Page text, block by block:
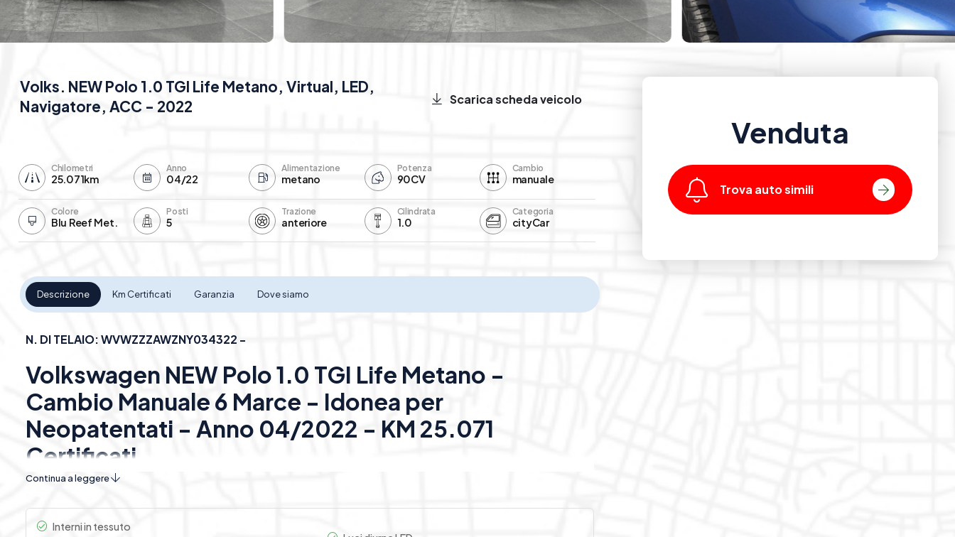
Volks. NEW Polo 1.0 TGI Life Metano, Virtual, LED,
Navigatore, ACC - 2022
Scarica scheda veicolo
Chilometri
25.071km
Anno
04/22
Alimentazione
metano
Potenza
90CV
Cambio
manuale
Colore
Blu Reef Met.
Posti
5
Trazione
anteriore
Cilindrata
1.0
Categoria
cityCar
Descrizione Km Certificati Garanzia Dove siamo
N. DI TELAIO: WVWZZZAWZNY034322 -
Volkswagen NEW Polo 1.0 TGI Life Metano -
Cambio Manuale 6 Marce - Idonea per
Neopatentati - Anno 04/2022 - KM 25.071
Certificati
Descrizione:Scoprite l’efficienza del metano unita al comfort e alla tecnologia avanzata con questa
Volkswagen Polo Life. Rifinita nel brillanteBlu Reef Metallizzato, la vettura si distingue per un design
moderno ed elegante, impreziosito da
Continua a leggere
Interni in tessuto
Venduta
Trova auto simili